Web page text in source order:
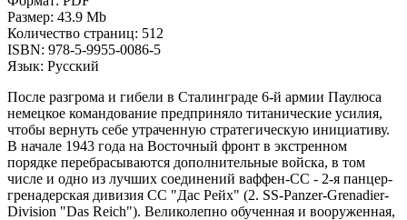
Размер: 43.9 Mb
Количество страниц: 512
ISBN: 978-5-9955-0086-5
Язык: Русский
После разгрома и гибели в Сталинграде 6-й армии Паулюса
немецкое командование предприняло титанические усилия,
чтобы вернуть себе утраченную стратегическую инициативу.
В начале 1943 года на Восточный фронт в экстренном
порядке перебрасываются дополнительные войска, в том
числе и одно из лучших соединений ваффен-СС - 2-я панцер-
гренадерская дивизия СС "Дас Рейх" (2. SS-Panzer-Grenadier-
Division "Das Reich"). Великолепно обученная и вооруженная,